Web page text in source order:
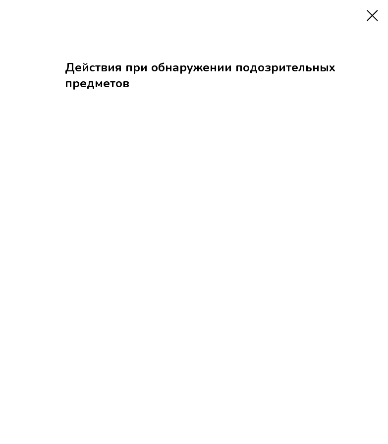
Действия при обнаружении подозрительных
предметов